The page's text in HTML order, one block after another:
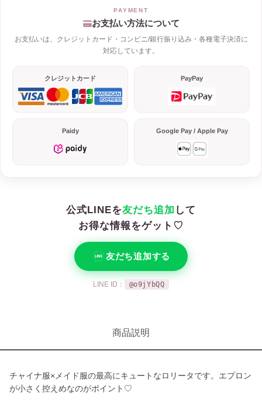
お支払い方法について
お支払いは、クレジットカード・コンビニ/銀行振り込み・各種電子決済に
対応しています。
クレジットカード PayPay
Paidy Google Pay / Apple Pay
公式LINEを友だち追加 して
お得な情報をゲット♡
友だち追加する
LINE ID： @o9jYbQQ
商品説明
チャイナ服×メイド服の最高にキュートなロリータです。エプロン
が小さく控えめなのがポイント♡